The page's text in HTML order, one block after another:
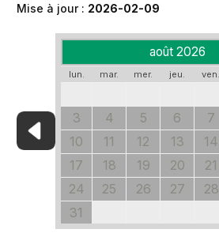
Mise à jour : 2026-02-09
août 2026
lun. mar. mer. jeu. ven.
3
4 5 6 7
10
11 12 13 14
17
18 19 20 21
24
25 26 27 28
31